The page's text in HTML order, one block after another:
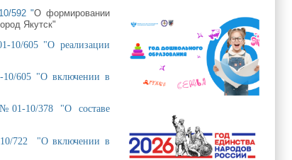
592 "О формировании
Якутск"
10/605 "О реализации
10/605 "О включении в
10/378 "О составе
10/722 "О включении в